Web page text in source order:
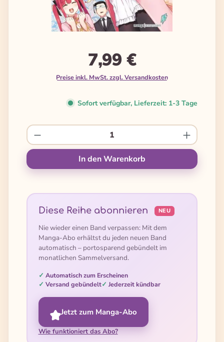
7,99 €
Preise inkl. MwSt. zzgl. Versandkosten
Sofort verfügbar, Lieferzeit: 1-3 Tage
Produkt Anzahl: Gib den gewünschten
In den Warenkorb
Diese Reihe abonnieren NEU
Nie wieder einen Band verpassen: Mit dem
Manga-Abo erhältst du jeden neuen Band
automatisch – portosparend gebündelt im
monatlichen Sammelversand.
Automatisch zum Erscheinen
Versand gebündelt
Jederzeit kündbar
Jetzt zum Manga-Abo
Wie funktioniert das Abo?